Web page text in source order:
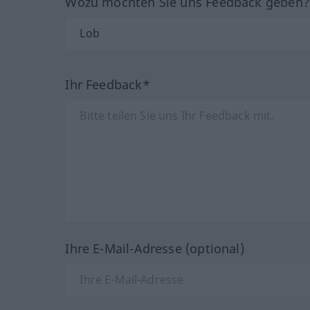
Ihr Feedback*
Ihre E-Mail-Adresse (optional)